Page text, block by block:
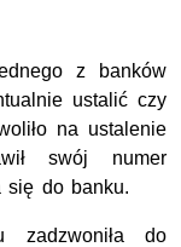
z banków
ustalić czy
na ustalenie
swój numer
się do banku.
zadzwoniła do